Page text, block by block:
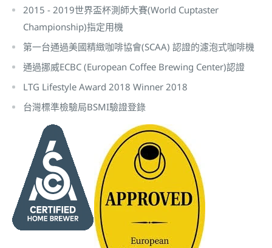
2015 - 2019世界盃杯測師大賽(World Cuptaster
Championship)指定用機
第一台通過美國精緻咖啡協會(SCAA) 認證的濾泡式咖啡機
通過挪威ECBC (European Coffee Brewing Center)認證
LTG Lifestyle Award 2018 Winner 2018
台灣標準檢驗局BSMI驗證登錄